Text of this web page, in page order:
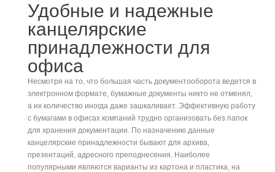
Удобные и надежные
канцелярские
принадлежности для
офиса
Несмотря на то, что большая часть документооборота ведется в
электронном формате, бумажные документы никто не отменял,
а их количество иногда даже зашкаливает. Эффективную работу
с бумагами в офисах компаний трудно организовать без папок
для хранения документации. По назначению данные
канцелярские принадлежности бывают для архива,
презентаций, адресного преподнесения. Наиболее
популярными являются варианты из картона и пластика, на